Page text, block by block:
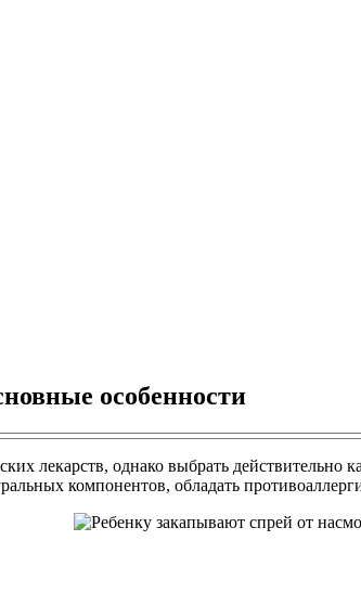
особенности
лекарств, однако выбрать
компонентов, обладать